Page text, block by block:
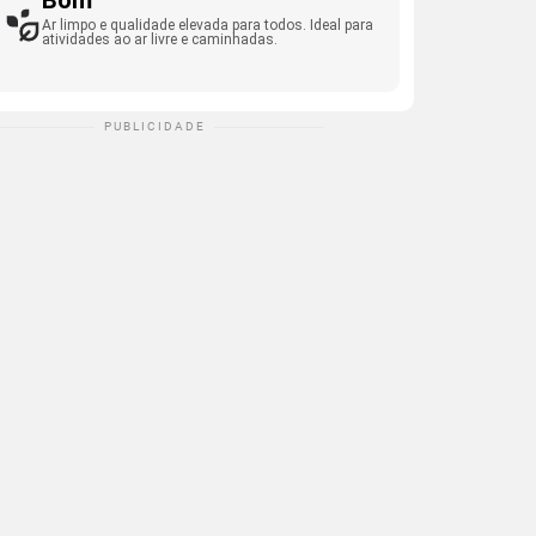
Ar limpo e qualidade elevada para todos. Ideal para
atividades ao ar livre e caminhadas.